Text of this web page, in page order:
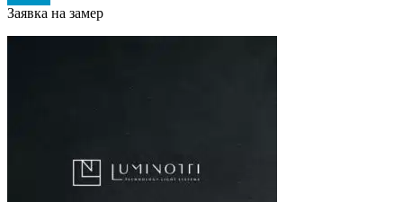
Заявка на замер